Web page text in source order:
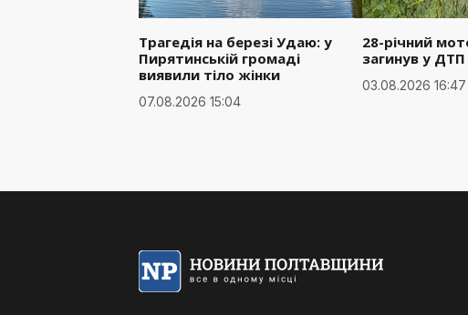
Трагедія на березі Удаю: у
Пирятинській громаді
виявили тіло жінки
07.08.2026 15:04
28-річний
загинув у
03.08.2026 16:47